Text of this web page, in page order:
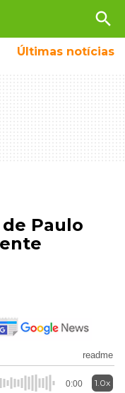
search
Últimas notícias
Paulo
readme
0:00 1.0x